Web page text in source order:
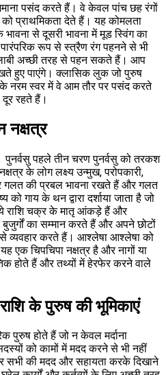
पसंद करते हैं। वे केवल पांच छह रंगों
प्राथमिकता देते हैं। यह कोमलता
से दूसरी भावना में मूड स्विंग का
पारंपरिक रूप से स्त्रैण रंग पहनने से भी
अच्छी तरह से पहन सकते हैं। आप
हुए पाएंगे। क्लासिक लुक जो पुरुष
के नरम स्वर में वे आम तौर पर पसंद करते
रहते हैं।
नक्षत्र
पुनर्वसु पहले तीन चरण पुनर्वसु को तरकश
के लोग लक्ष्य उन्मुख, परोपकारी,
गलत की प्रबल भावना रखते हैं और गलत
को गाय के थन द्वारा दर्शाया जाता है जो
राशि चक्र के मातृ आंकड़े हैं और
का सम्मान करते हैं और अपने छोटों
व्यवहार करते हैं। आश्लेषा आश्लेषा को
एक चिपचिपा नक्षत्र है और नागों या
होते हैं और तथ्यों में हेरफेर करने वाले
के पुरुष की भूमिकाएं
पुरुष होते हैं जो न केवल मर्दाना
को कामों में मदद करने से भी नहीं
सभी की मदद और सहायता करके दिखाने